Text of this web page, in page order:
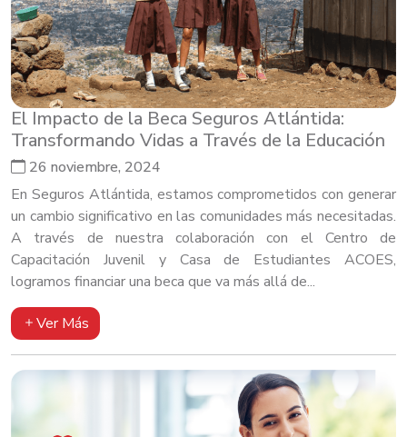
El Impacto de la Beca Seguros Atlántida:
Transformando Vidas a Través de la Educación
26 noviembre, 2024
En Seguros Atlántida, estamos comprometidos con generar
un cambio significativo en las comunidades más necesitadas.
A través de nuestra colaboración con el Centro de
Capacitación Juvenil y Casa de Estudiantes ACOES,
logramos financiar una beca que va más allá de...
Ver Más